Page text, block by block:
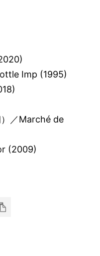
Imp (1995)
／Marché de
(2009)